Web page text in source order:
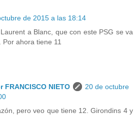
de 2015 a las 18:14
a Blanc, que con este PSG se va
ahora tiene 11
FRANCISCO NIETO
20 de octubre
pero veo que tiene 12. Girondins 4 y